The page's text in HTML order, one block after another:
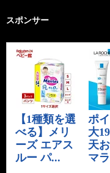
スポンサー